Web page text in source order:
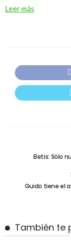
Leer más
Betis: Sólo
Guido tiene el
También te